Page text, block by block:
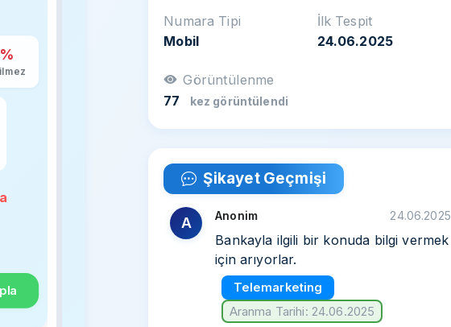
Numara Tipi
Mobil
İlk Tespit
24.06.2025
Görüntülenme
77
kez görüntülendi
Şikayet Geçmişi
A Anonim 24.06.2025
Bankayla ilgili bir konuda bilgi vermek
için arıyorlar.
Telemarketing
Aranma Tarihi: 24.06.2025